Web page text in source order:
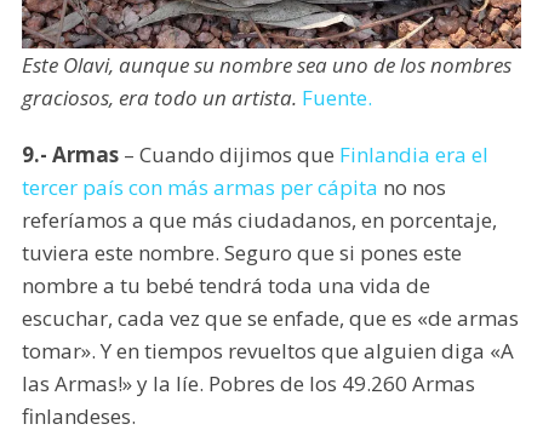
Este Olavi, aunque su nombre sea uno de los nombres
graciosos, era todo un artista. Fuente.
9.- Armas– Cuando dijimos que Finlandia era el
tercer país con más armas per cápita no nos
referíamos a que más ciudadanos, en porcentaje,
tuviera este nombre. Seguro que si pones este
nombre a tu bebé tendrá toda una vida de
escuchar, cada vez que se enfade, que es «de armas
tomar». Y en tiempos revueltos que alguien diga «A
las Armas!» y la líe. Pobres de los 49.260 Armas
finlandeses.